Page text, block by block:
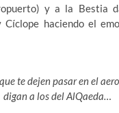
y a la Bestia
Cíclope haciendo el
te dejen pasar en el
digan a los del AlQaeda…